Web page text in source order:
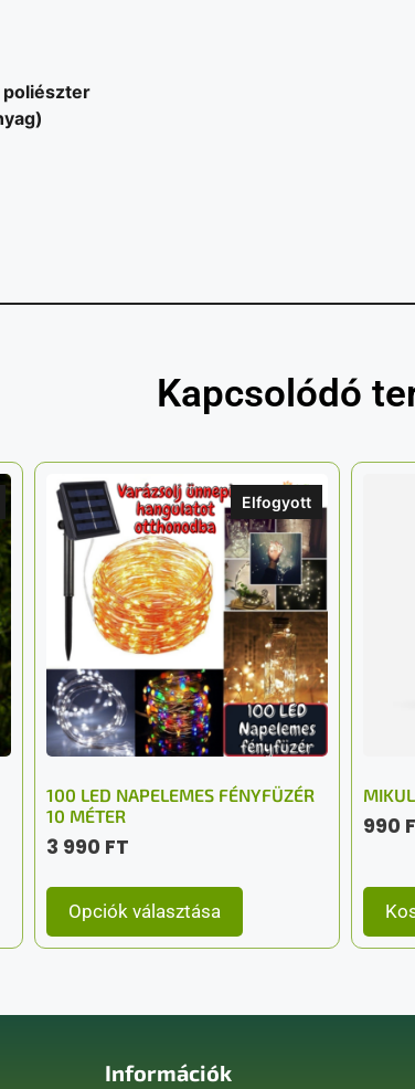
poliészter
Kapcsolódó
Elfogyott
100 LED NAPELEMES FÉNYFÜZÉR
10 MÉTER
3 990 FT
Opciók választása
990
Információk